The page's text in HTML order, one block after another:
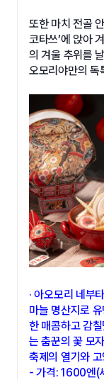
또한 마치 전골
코타쓰’에 앉아
의 겨울 추위를
오모리야만의 독
· 아오모리 네부
마늘 명산지로
한 매콤하고 감
는 춤꾼의 꽃 모
축제의 열기와
- 가격: 1600엔(